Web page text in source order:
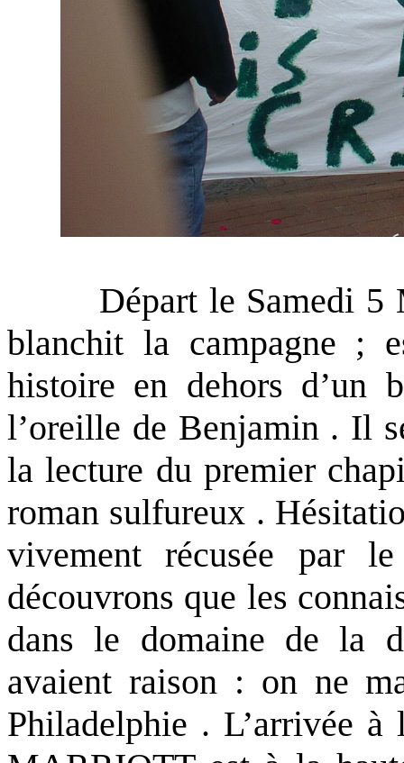
Départ le Samedi 5
blanchit la campagne ;
histoire en dehors d’un
l’oreille de Benjamin . Il
la lecture du premier
roman sulfureux .
vivement récusée par
découvrons que les
dans le domaine de la
avaient raison : on ne
Philadelphie . L’arrivée